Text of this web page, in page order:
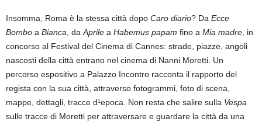
Insomma, Roma è la stessa città dopo Caro diario? Da Ecce
Bombo a Bianca , da Aprile a Habemus papam fino a Mia madre , in
concorso al Festival del Cinema di Cannes: strade, piazze, angoli
nascosti della città entrano nel cinema di Nanni Moretti. Un
percorso espositivo a Palazzo Incontro racconta il rapporto del
regista con la sua città, attraverso fotogrammi, foto di scena,
mappe, dettagli, tracce d¹epoca. Non resta che salire sulla Vespa
sulle tracce di Moretti per attraversare e guardare la città da una